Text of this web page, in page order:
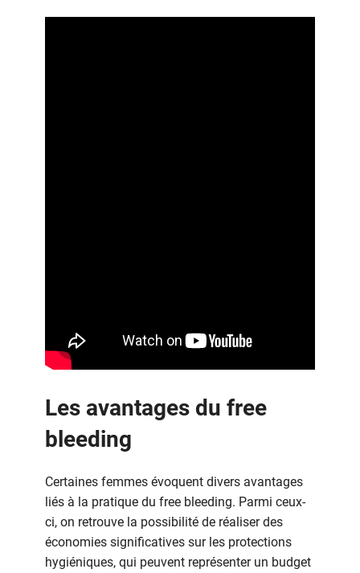
Les avantages du free
bleeding
Certaines femmes évoquent divers avantages
liés à la pratique du free bleeding. Parmi ceux-
ci, on retrouve la possibilité de réaliser des
économies significatives sur les protections
hygiéniques, qui peuvent représenter un budget